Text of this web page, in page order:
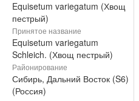
Equisetum variegatum (Хвощ
пестрый)
Принятое название
Equisetum variegatum
Schleich. (Хвощ пестрый)
Районирование
Сибирь, Дальний Восток (S6)
(Россия)